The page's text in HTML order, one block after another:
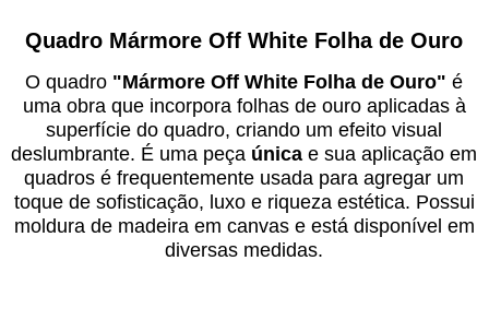
Quadro Mármore Off White Folha de Ouro
O quadro "Mármore Off White Folha de Ouro" é
uma obra que incorpora folhas de ouro aplicadas à
superfície do quadro, criando um efeito visual
deslumbrante. É uma peça únicae sua aplicação em
quadros é frequentemente usada para agregar um
toque de sofisticação, luxo e riqueza estética. Possui
moldura de madeira em canvas e está disponível em
diversas medidas.